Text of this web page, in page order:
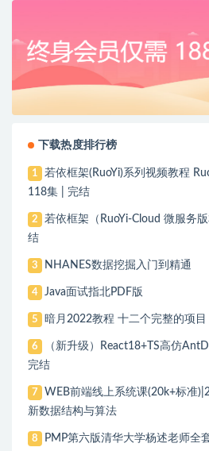
下载热度排行榜
1
若依框架(RuoYi)系列视频教程
118集 | 完结
2
若依框架（RuoYi-Cloud 微服务
结
3 NHANES数据挖掘入门到精通
4 Java面试指北PDF版
5 暗月2022教程 十二个完整的项
6
（新升级）React18+TS高仿
完结
7
WEB前端线上系统课(20k+标准
新数据结构与算法
8 PMP第六版清华大学杨述老师全